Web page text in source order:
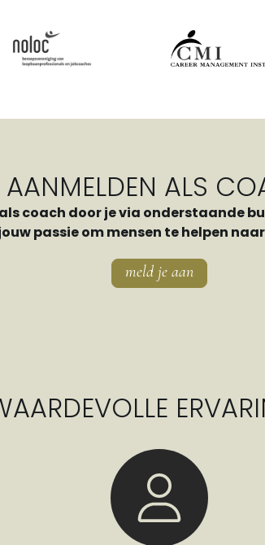
AANMELDEN ALS
coach door je via onderstaande
passie om mensen te helpen
meld je aan